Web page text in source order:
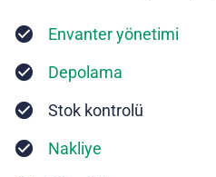
Envanter yönetimi
Depolama
Stok kontrolü
Nakliye